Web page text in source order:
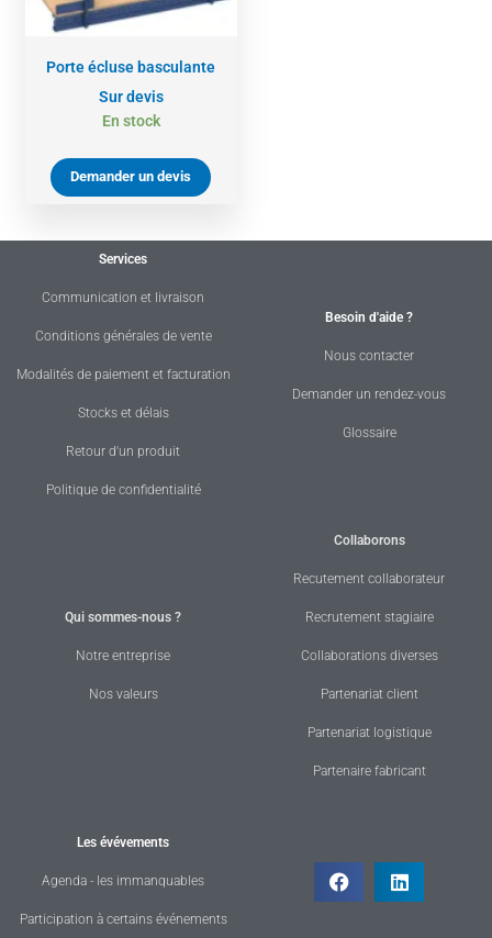
Porte écluse basculante
Sur devis
En stock
Demander un devis
Services
Communication et livraison
Conditions générales de vente
Modalités de paiement et facturation
Stocks et délais
Retour d'un produit
Politique de confidentialité
Besoin d'aide ?
Nous contacter
Demander un rendez-vous
Glossaire
Qui sommes-nous ?
Notre entreprise
Nos valeurs
Collaborons
Recutement collaborateur
Recrutement stagiaire
Collaborations diverses
Partenariat client
Partenariat logistique
Partenaire fabricant
Les évévements
Agenda - les immanquables
Participation à certains événements